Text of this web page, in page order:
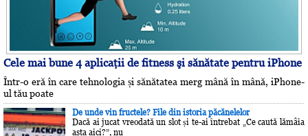
Cele mai bune 4 aplicaţii de fitness şi sănătate pentru iPhone
Într-o eră în care tehnologia și sănătatea merg mână în mână, iPhone-
ul tău poate
De unde vin fructele? File din istoria păcănelelor
Dacă ai jucat vreodată un slot și te-ai întrebat „Ce caută lămâia
asta aici?”, nu